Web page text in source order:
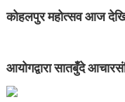
कोहलपुर महोत्सव आज
आयोगद्वारा सातबुँदे